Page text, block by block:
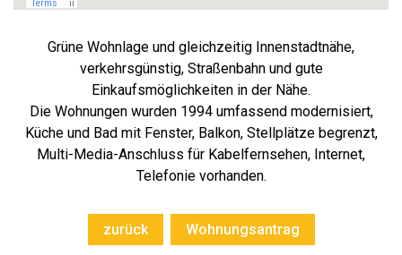
Grüne Wohnlage und gleichzeitig Innenstadtnähe,
verkehrsgünstig, Straßenbahn und gute
Einkaufsmöglichkeiten in der Nähe.
Die Wohnungen wurden 1994 umfassend modernisiert,
Küche und Bad mit Fenster, Balkon, Stellplätze begrenzt,
Multi-Media-Anschluss für Kabelfernsehen, Internet,
Telefonie vorhanden.
zurück Wohnungsantrag